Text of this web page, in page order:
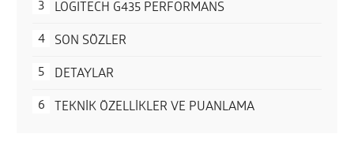
LOGITECH G435 PERFORMANS
SON SÖZLER
DETAYLAR
TEKNİK ÖZELLİKLER VE PUANLAMA